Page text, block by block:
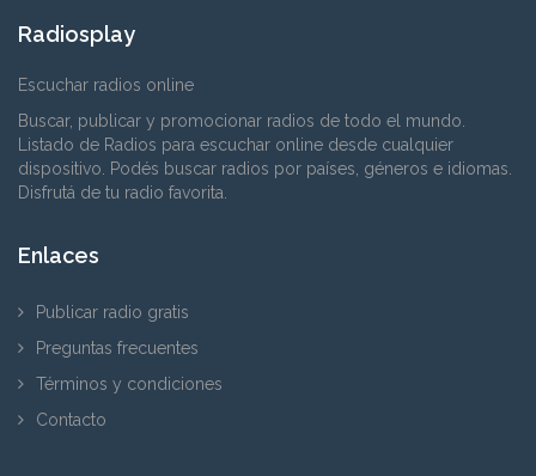
Radiosplay
Escuchar radios online
Buscar, publicar y promocionar radios de todo el mundo.
Listado de Radios para escuchar online desde cualquier
dispositivo. Podés buscar radios por países, géneros e idiomas.
Disfrutá de tu radio favorita.
Enlaces
Publicar radio gratis
Preguntas frecuentes
Términos y condiciones
Contacto